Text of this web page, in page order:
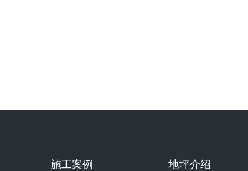
施工案例 地坪介绍